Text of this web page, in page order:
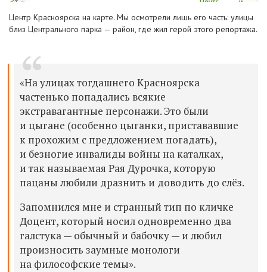
Центр Красноярска на карте. Мы осмотрели лишь его часть: улицы
близ Центрального парка — район, где жил герой этого репортажа.
«На улицах тогдашнего Красноярска
частенько попадались всякие
экстравагантные персонажи. Это были
и цыгане (особенно цыганки, пристававшие
к прохожим с предложением погадать),
и безногие инвалиды войны на каталках,
и так называемая Рая Дурочка, которую
пацаны любили дразнить и доводить до слёз.
Запомнился мне и странный тип по кличке
Доцент, который носил одновременно два
галстука — обычный и бабочку — и любил
произносить заумные монологи
на философские темы».